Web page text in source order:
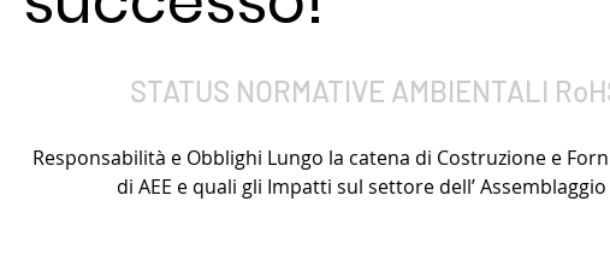
STATUS NORMATIVE AMBIENTALI
Responsabilità e Obblighi Lungo la catena di Costruzione e
di AEE e quali gli Impatti sul settore dell’